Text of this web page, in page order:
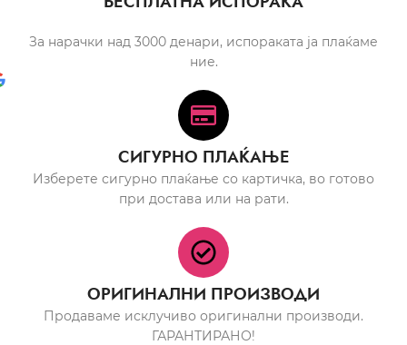
За нарачки над 3000 денари, испораката ја плаќаме
ние.
СИГУРНО ПЛАЌАЊЕ
Изберете сигурно плаќање со картичка, во готово
при достава или на рати.
ОРИГИНАЛНИ ПРОИЗВОДИ
Продаваме исклучиво оригинални производи.
ГАРАНТИРАНО!